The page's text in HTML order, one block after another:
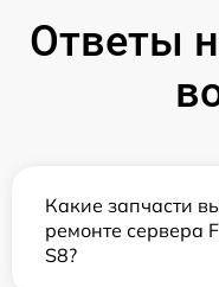
Ответы
Какие запчасти
ремонте сервера
S8?